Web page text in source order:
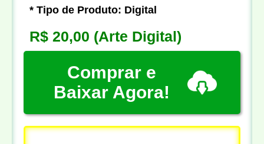
* Tipo de Produto: Digital
R$ 20,00 (Arte Digital)
Comprar e
Baixar Agora!